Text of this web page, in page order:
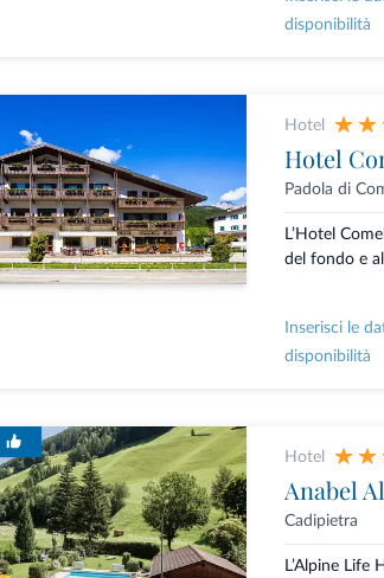
disponibilità
Hotel
Hotel
Padola di
L’Hotel
del fondo e
Inserisci le
disponibilità
Hotel
Anabel
Cadipietra
L’Alpine Life